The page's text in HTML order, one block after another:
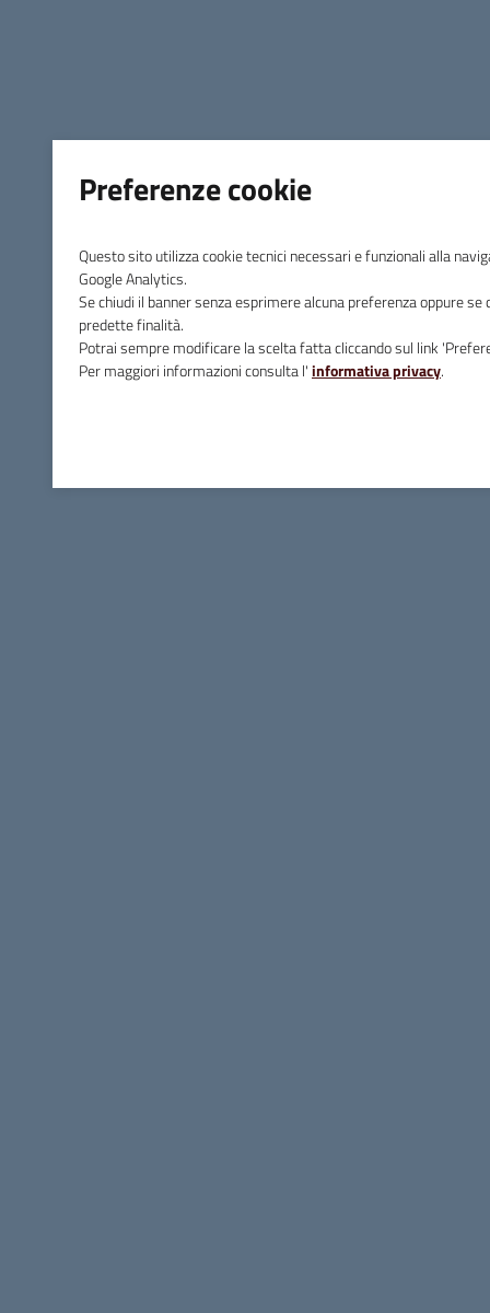
Preferenze cookie
Questo sito utilizza cookie tecnici necessari e funzionali alla
Google Analytics.
Se chiudi il banner senza esprimere alcuna preferenza oppure
predette finalità.
Potrai sempre modificare la scelta fatta cliccando sul link
Per maggiori informazioni consulta l'informativa privacy.